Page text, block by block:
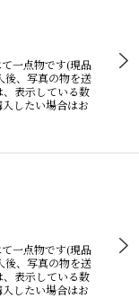
一点物です(現品
後、写真の物を送
表示している数
したい場合はお
一点物です(現品
後、写真の物を送
表示している数
したい場合はお